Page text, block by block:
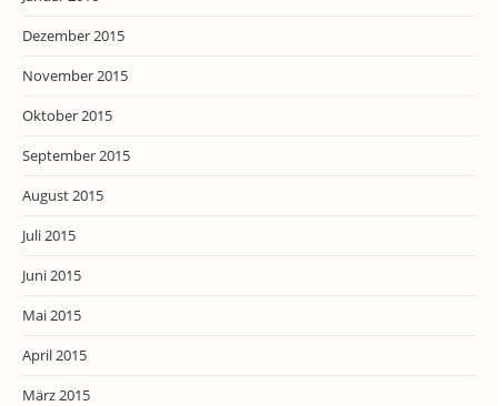
Dezember 2015
November 2015
Oktober 2015
September 2015
August 2015
Juli 2015
Juni 2015
Mai 2015
April 2015
März 2015